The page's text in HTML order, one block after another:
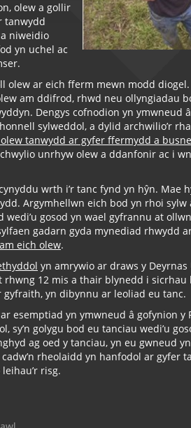
olew a gollir
tanwydd
niweidio
yn uchel ac
olew ar eich fferm mewn modd
am ddifrod, rhwd neu ollyngiadau
Dengys cofnodion yn ymwneud
sylweddol, a dylid archwilio’r
tanwydd ar gyfer ffermydd a
unrhyw olew a ddanfonir ac i
wrth i’r tanc fynd yn hŷn. Mae
Argymhellwn eich bod yn rhoi sylw
gosod yn wael gyfrannu at
gadarn gyda mynediad rhwydd
eich olew.
yn amrywio ar draws y Deyrnas
12 mis a thair blynedd i sicrhau
gyfraith, yn dibynnu ar leoliad eu tanc.
esemptiad yn ymwneud â gofynion y
sy’n golygu bod eu tanciau wedi’u
ag oed y tanciau, yn eu gwneud
rheolaidd yn hanfodol ar gyfer
risg.